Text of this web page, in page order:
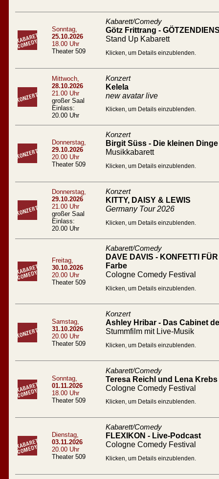
Sonntag,
25.10.2026
18.00 Uhr
Theater 509
Kabarett/Comedy
Götz Frittrang -
Stand Up Kabarett
Klicken, um Details einzublenden.
Mittwoch,
28.10.2026
21.00 Uhr
großer Saal
Einlass:
20.00 Uhr
Konzert
Kelela
new avatar live
Klicken, um Details einzublenden.
Donnerstag,
29.10.2026
20.00 Uhr
Theater 509
Konzert
Birgit Süss - Die kleinen Dinge
Musikkabarett
Klicken, um Details einzublenden.
Donnerstag,
29.10.2026
21.00 Uhr
großer Saal
Einlass:
20.00 Uhr
Konzert
KITTY, DAISY & LEWIS
Germany Tour 2026
Klicken, um Details einzublenden.
Freitag,
30.10.2026
20.00 Uhr
Theater 509
Kabarett/Comedy
DAVE DAVIS - KONFETTI
Farbe
Cologne Comedy Festival
Klicken, um Details einzublenden.
Samstag,
31.10.2026
20.00 Uhr
Theater 509
Konzert
Ashley Hribar - Das Cabinet
Stummfilm mit Live-Musik
Klicken, um Details einzublenden.
Sonntag,
01.11.2026
18.00 Uhr
Theater 509
Kabarett/Comedy
Teresa Reichl und Lena
Cologne Comedy Festival
Klicken, um Details einzublenden.
Dienstag,
03.11.2026
20.00 Uhr
Theater 509
Kabarett/Comedy
FLEXIKON - Live-Podcast
Cologne Comedy Festival
Klicken, um Details einzublenden.